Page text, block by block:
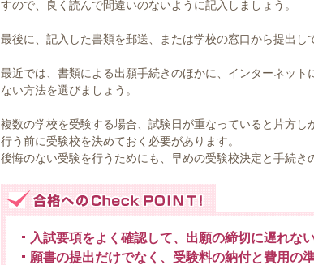
すので、良く読んで間違いのないように記入しましょう。
最後に、記入した書類を郵送、または学校の窓口から提出し
最近では、書類による出願手続きのほかに、インターネッ
ない方法を選びましょう。
複数の学校を受験する場合、試験日が重なっていると片方
行う前に受験校を決めておく必要があります。
後悔のない受験を行うためにも、早めの受験校決定と手続き
入試要項をよく確認して、出願の締切に遅れな
願書の提出だけでなく、受験料の納付と費用の